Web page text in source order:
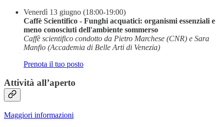
Venerdì 13 giugno (18:00-19:00)
Caffè Scientifico - Funghi acquatici: organismi essenziali e
meno conosciuti dell'ambiente sommerso
Caffè scientifico condotto da Pietro Marchese (CNR) e Sara
Manfio (Accademia di Belle Arti di Venezia)
Prenota il tuo posto
Attività all’aperto
Maggiori informazioni